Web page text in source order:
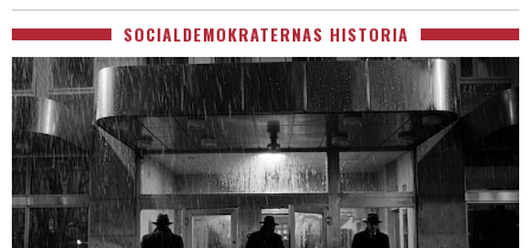
SOCIALDEMOKRATERNAS HISTORIA